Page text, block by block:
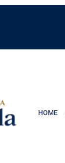
HOME